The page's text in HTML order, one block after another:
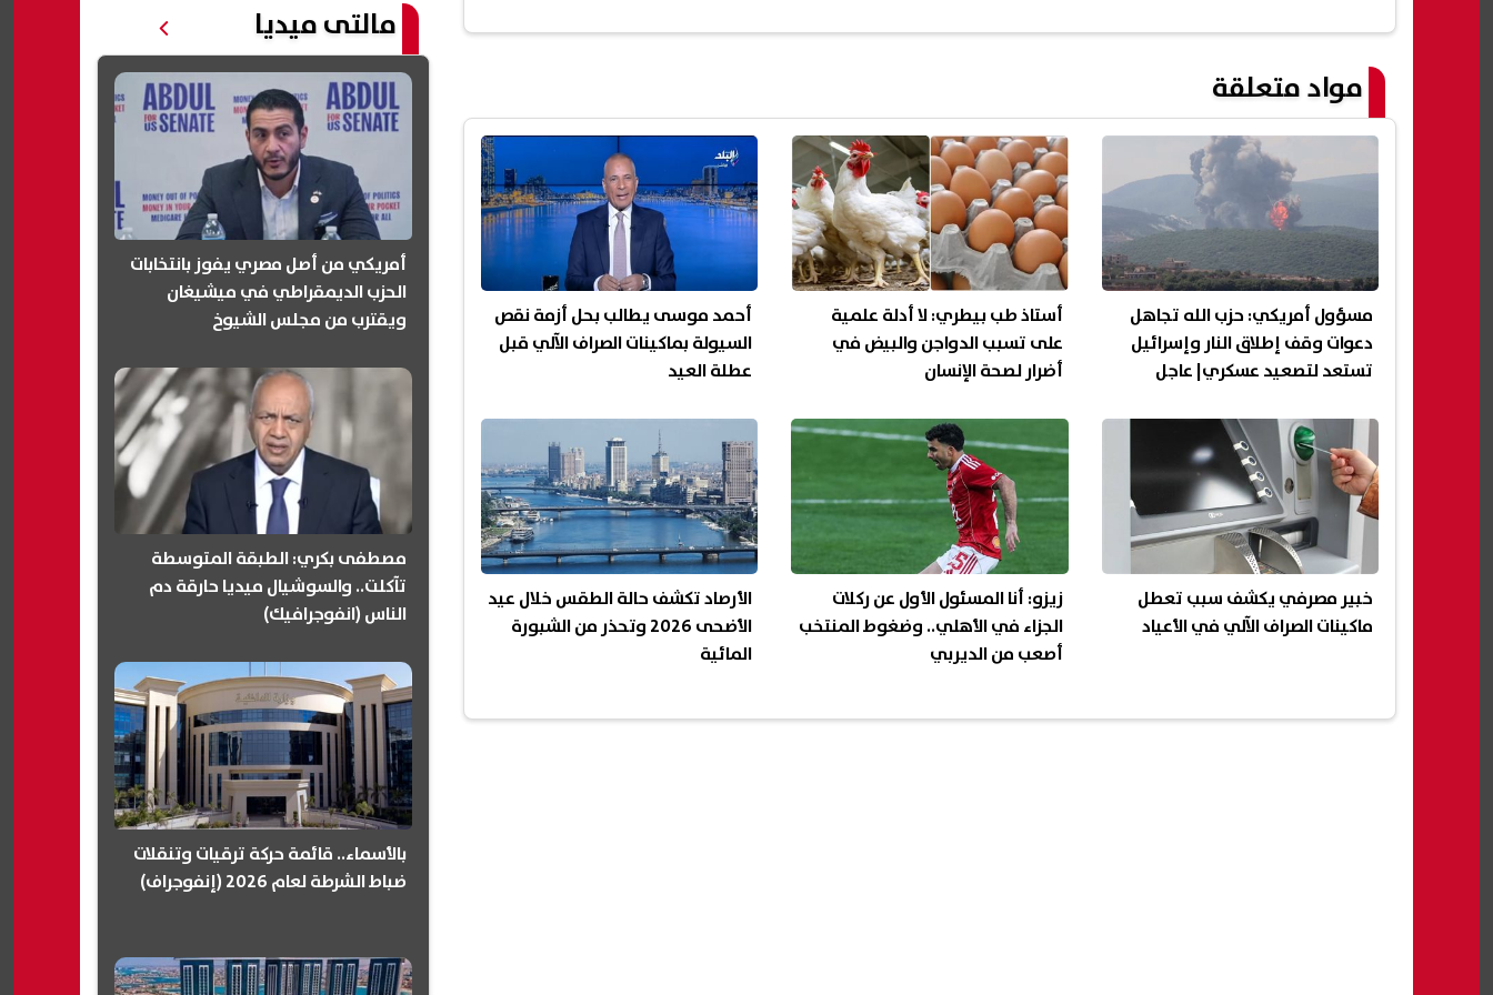
مواد متعلقة
مسؤول أمريكي: حزب الله تجاهل
دعوات وقف إطلاق النار وإسرائيل
تستعد لتصعيد عسكري| عاجل
أستاذ طب بيطري: لا أدلة علمية
على تسبب الدواجن والبيض في
أضرار لصحة الإنسان
أحمد موسى يطالب بحل أزمة نقص
السيولة بماكينات الصراف الآلي قبل
عطلة العيد
خبير مصرفي يكشف سبب تعطل
ماكينات الصراف الآلي في الأعياد
زيزو: أنا المسئول الأول عن ركلات
الجزاء في الأهلي.. وضغوط المنتخب
أصعب من الديربي
الأرصاد تكشف حالة الطقس خلال عيد
الأضحى 2026 وتحذر من الشبورة
المائية
مالتى ميديا
أمريكي من أصل مصري يفوز بانتخابات
الحزب الديمقراطي في ميشيغان
ويقترب من مجلس الشيوخ
مصطفى بكري: الطبقة المتوسطة
تآكلت.. والسوشيال ميديا حارقة دم
الناس (انفوجرافيك)
بالأسماء.. قائمة حركة ترقيات وتنقلات
ضباط الشرطة لعام 2026 (إنفوجراف)